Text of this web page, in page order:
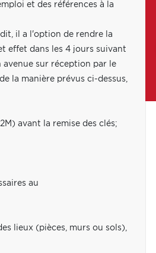
et des références à la
il a l'option de rendre la
effet dans les 4 jours suivant
sur réception par le
la manière prévus ci-dessus,
avant la remise des clés;
au
lieux (pièces, murs ou sols),